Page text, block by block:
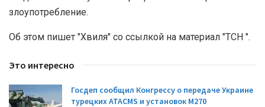
злоупотребление.
Об этом пишет "Хвиля" со ссылкой на материал "ТСН ".
Это интересно
Госдеп сообщил Конгрессу о передаче Украине
турецких ATACMS и установок M270